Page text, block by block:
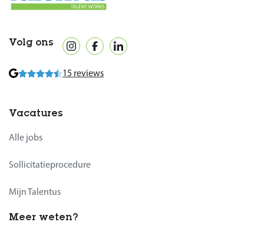
Volg ons
15 reviews
Vacatures
Alle jobs
Sollicitatieprocedure
Mijn Talentus
Meer weten?